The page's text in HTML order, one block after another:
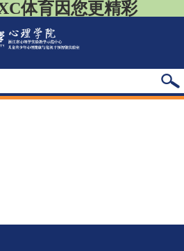
体育因您更精彩